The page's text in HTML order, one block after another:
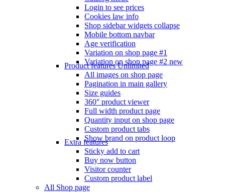
Login to see prices
Cookies law info
Shop sidebar widgets collapse
Mobile bottom navbar
Age verification
Variation on shop page #1
Variation on shop page #2 new
Product featuresUnlimited
All images on shop page
Pagination in main gallery
Size guides
360° product viewer
Full width product page
Quantity input on shop page
Custom product tabs
Show brand on product loop
Extra features
Sticky add to cart
Buy now button
Visitor counter
Custom product label
All Shop page